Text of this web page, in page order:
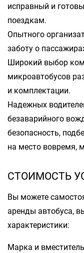
исправный и
поездкам.
Опытного
заботу о
Широкий выбор
микроавтобусов
и комплектации.
Надежных
безаварийного
безопасность,
на место вовремя,
СТОИМОСТЬ
Вы можете
аренды автобуса,
характеристики:
Марка и